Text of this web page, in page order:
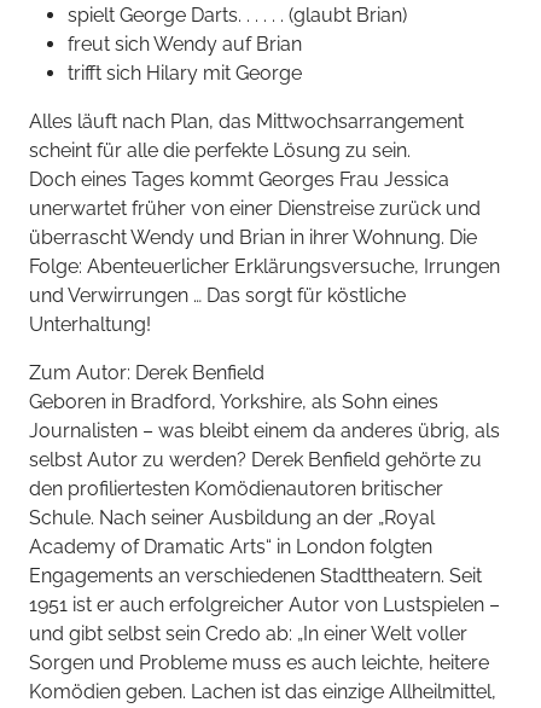
spielt George Darts. . . . . . (glaubt Brian)
freut sich Wendy auf Brian
trifft sich Hilary mit George
Alles läuft nach Plan, das Mittwochsarrangement
scheint für alle die perfekte Lösung zu sein.
Doch eines Tages kommt Georges Frau Jessica
unerwartet früher von einer Dienstreise zurück und
überrascht Wendy und Brian in ihrer Wohnung. Die
Folge: Abenteuerlicher Erklärungsversuche, Irrungen
und Verwirrungen … Das sorgt für köstliche
Unterhaltung!
Zum Autor: Derek Benfield
Geboren in Bradford, Yorkshire, als Sohn eines
Journalisten – was bleibt einem da anderes übrig, als
selbst Autor zu werden? Derek Benfield gehörte zu
den profiliertesten Komödienautoren britischer
Schule. Nach seiner Ausbildung an der „Royal
Academy of Dramatic Arts“ in London folgten
Engagements an verschiedenen Stadttheatern. Seit
1951 ist er auch erfolgreicher Autor von Lustspielen –
und gibt selbst sein Credo ab: „In einer Welt voller
Sorgen und Probleme muss es auch leichte, heitere
Komödien geben. Lachen ist das einzige Allheilmittel,